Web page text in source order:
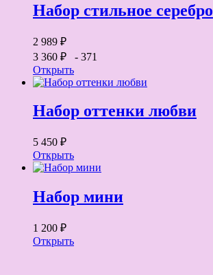
Набор стильное серебро
2 989 ₽
3 360 ₽ - 371
Открыть
Набор оттенки любви
5 450 ₽
Открыть
Набор мини
1 200 ₽
Открыть